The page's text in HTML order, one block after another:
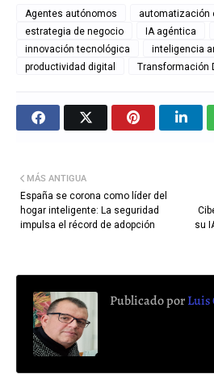
Agentes autónomos
automatización
estrategia de negocio
IA agéntica
innovación tecnológica
inteligencia
productividad digital
Transformación
su
MÁS ANTIGUA
España se corona como líder del
hogar inteligente: La seguridad
impulsa el récord de adopción
Publicado porLuis